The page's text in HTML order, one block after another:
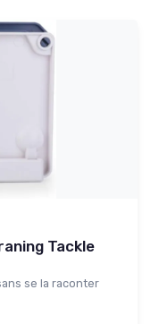
Tackle
se la raconter